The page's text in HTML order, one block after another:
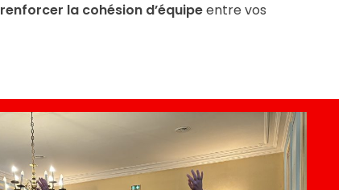
renforcer la cohésion d’équipeentre vos